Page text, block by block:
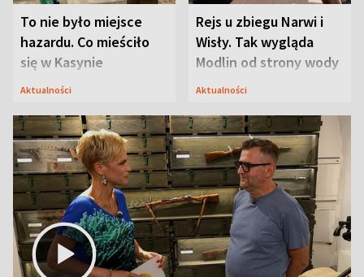
To nie było miejsce
hazardu. Co mieściło
się w Kasynie
Oficerskim?
Aktualności
Rejs u zbiegu Narwi i
Wisły. Tak wygląda
Modlin od strony wody
Aktualności